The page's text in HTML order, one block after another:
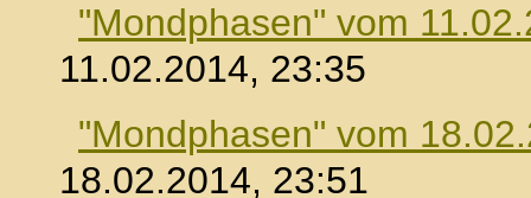
"Mondphasen" vom
11.02.2014, 23:35
"Mondphasen" vom
18.02.2014, 23:51